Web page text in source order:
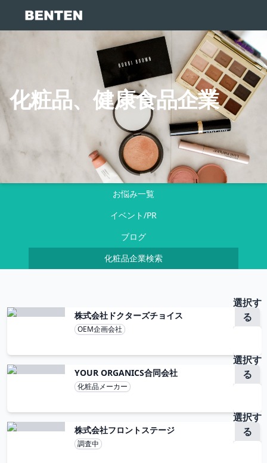
化粧品、健康食品企業
お悩み一覧
イベント/PR
ブログ
化粧品企業検索
株式会社ドクターズチョイス
OEM企画会社
選択す
る
YOUR ORGANICS合同会社
化粧品メーカー
選択す
る
株式会社フロントステージ
調査中
選択す
る